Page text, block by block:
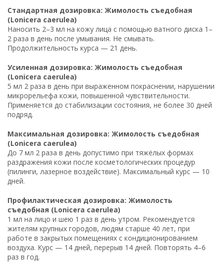
Стандартная дозировка: Жимолость съедобная
(Lonicera caerulea)
Наносить 2–3 мл на кожу лица с помощью ватного диска 1–
2 раза в день после умывания. Не смывать.
Продолжительность курса — 21 день.
Усиленная дозировка: Жимолость съедобная
(Lonicera caerulea)
5 мл 2 раза в день при выраженном покраснении, нарушении
микрорельефа кожи, повышенной чувствительности.
Применяется до стабилизации состояния, не более 30 дней
подряд.
Максимальная дозировка: Жимолость съедобная
(Lonicera caerulea)
До 7 мл 2 раза в день допустимо при тяжёлых формах
раздражения кожи после косметологических процедур
(пилинги, лазерное воздействие). Максимальный курс — 10
дней.
Профилактическая дозировка: Жимолость
съедобная (Lonicera caerulea)
1 мл на лицо и шею 1 раз в день утром. Рекомендуется
жителям крупных городов, людям старше 40 лет, при
работе в закрытых помещениях с кондиционированием
воздуха. Курс — 14 дней, перерыв 14 дней. Повторять 4–6
раз в год.